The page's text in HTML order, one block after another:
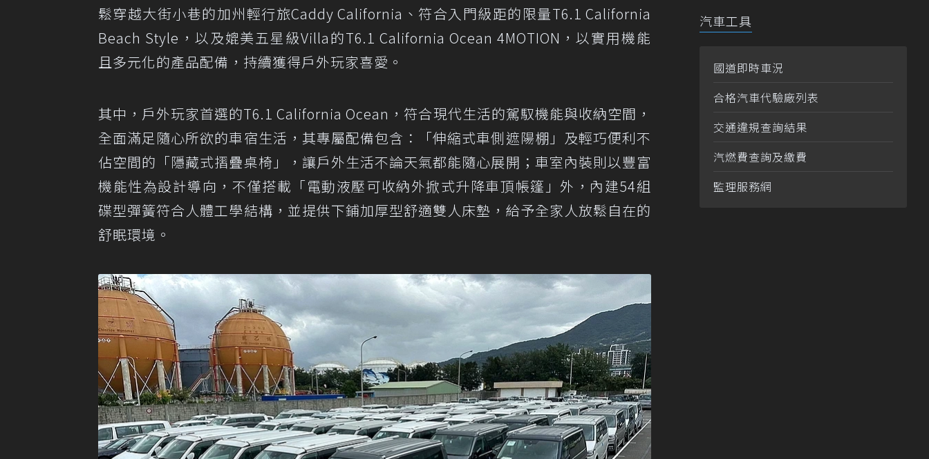
鬆穿越大街小巷的加州輕行旅Caddy California、符合入門級距的限量T6.1 California
Beach Style，以及媲美五星級Villa的T6.1 California Ocean 4MOTION，以實用機能
且多元化的產品配備，持續獲得戶外玩家喜愛。
其中，戶外玩家首選的T6.1 California Ocean，符合現代生活的駕馭機能與收納空間，
全面滿足隨心所欲的車宿生活，其專屬配備包含：「伸縮式車側遮陽棚」及輕巧便利不
佔空間的「隱藏式摺疊桌椅」，讓戶外生活不論天氣都能隨心展開；車室內裝則以豐富
機能性為設計導向，不僅搭載「電動液壓可收納外掀式升降車頂帳篷」外，內建54組
碟型彈簧符合人體工學結構，並提供下鋪加厚型舒適雙人床墊，給予全家人放鬆自在的
舒眠環境。
汽車工具
國道即時車況
合格汽車代驗廠列表
交通違規查詢結果
汽燃費查詢及繳費
監理服務網